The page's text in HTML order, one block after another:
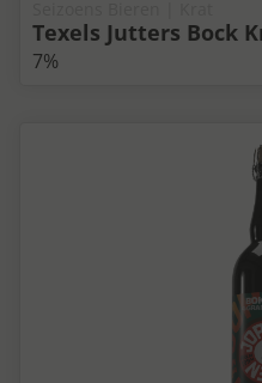
Texels Jutters Bock
7%